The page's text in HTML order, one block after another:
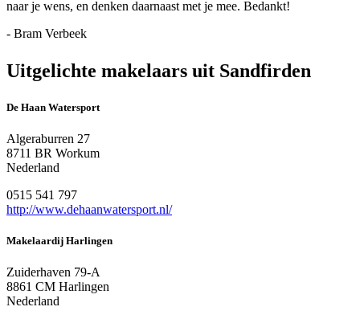
naar je wens, en denken daarnaast met je mee. Bedankt!
- Bram Verbeek
Uitgelichte makelaars uit Sandfirden
De Haan Watersport
Algeraburren 27
8711 BR Workum
Nederland
0515 541 797
http://www.dehaanwatersport.nl/
Makelaardij Harlingen
Zuiderhaven 79-A
8861 CM Harlingen
Nederland